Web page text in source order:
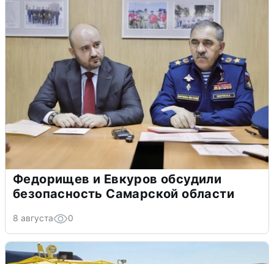
Федорищев и Евкуров обсудили
безопасность Самарской области
8 августа 0